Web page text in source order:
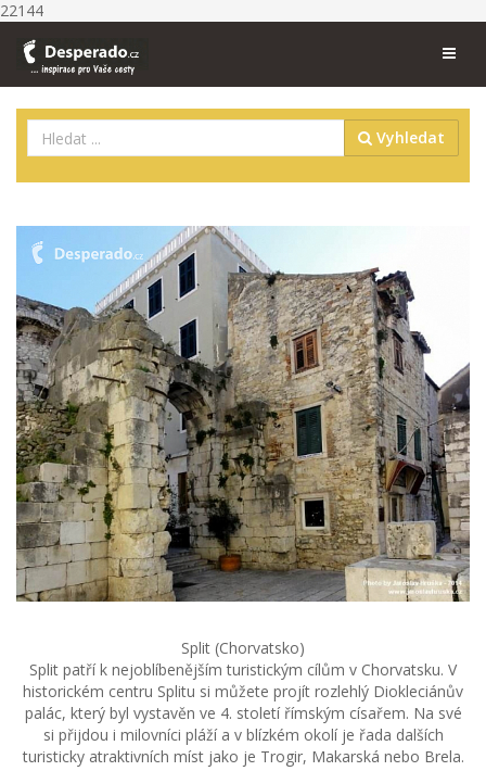
22144
Vyhledat
Split (Chorvatsko)
Split patří k nejoblíbenějším turistickým cílům v Chorvatsku. V
historickém centru Splitu si můžete projít rozlehlý Diokleciánův
palác, který byl vystavěn ve 4. století římským císařem. Na své
si přijdou i milovníci pláží a v blízkém okolí je řada dalších
turisticky atraktivních míst jako je Trogir, Makarská nebo Brela.